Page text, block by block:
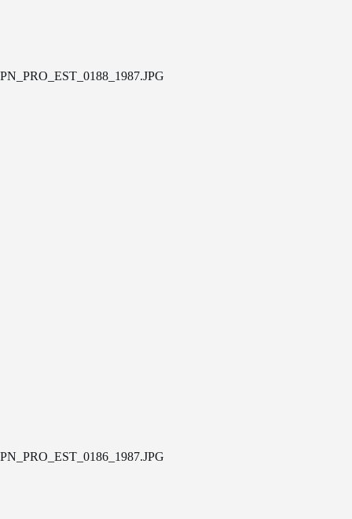
PN_PRO_EST_0188_1987.JPG
PN_PRO_EST_0186_1987.JPG